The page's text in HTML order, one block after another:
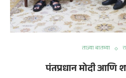
ताज्या बातम्या
पंतप्रधान मोदी आणि